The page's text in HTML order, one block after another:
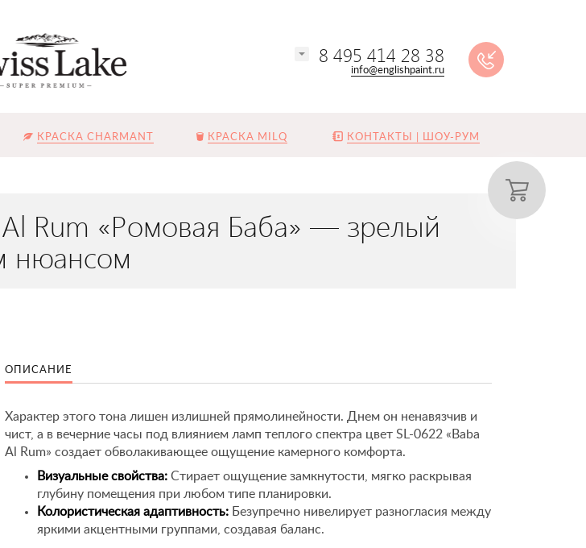
8 495 414 28 38
info@englishpaint.ru
КРАСКА CHARMANT КРАСКА MILQ КОНТАКТЫ | ШОУ-РУМ
Al Rum «Ромовая Баба» — зрелый
нюансом
ОПИСАНИЕ
Характер этого тона лишен излишней прямолинейности. Днем он ненавязчив и
чист, а в вечерние часы под влиянием ламп теплого спектра цвет SL-0622 «Baba
Al Rum» создает обволакивающее ощущение камерного комфорта.
Визуальные свойства: Стирает ощущение замкнутости, мягко раскрывая
глубину помещения при любом типе планировки.
Колористическая адаптивность: Безупречно нивелирует разногласия между
яркими акцентными группами, создавая баланс.